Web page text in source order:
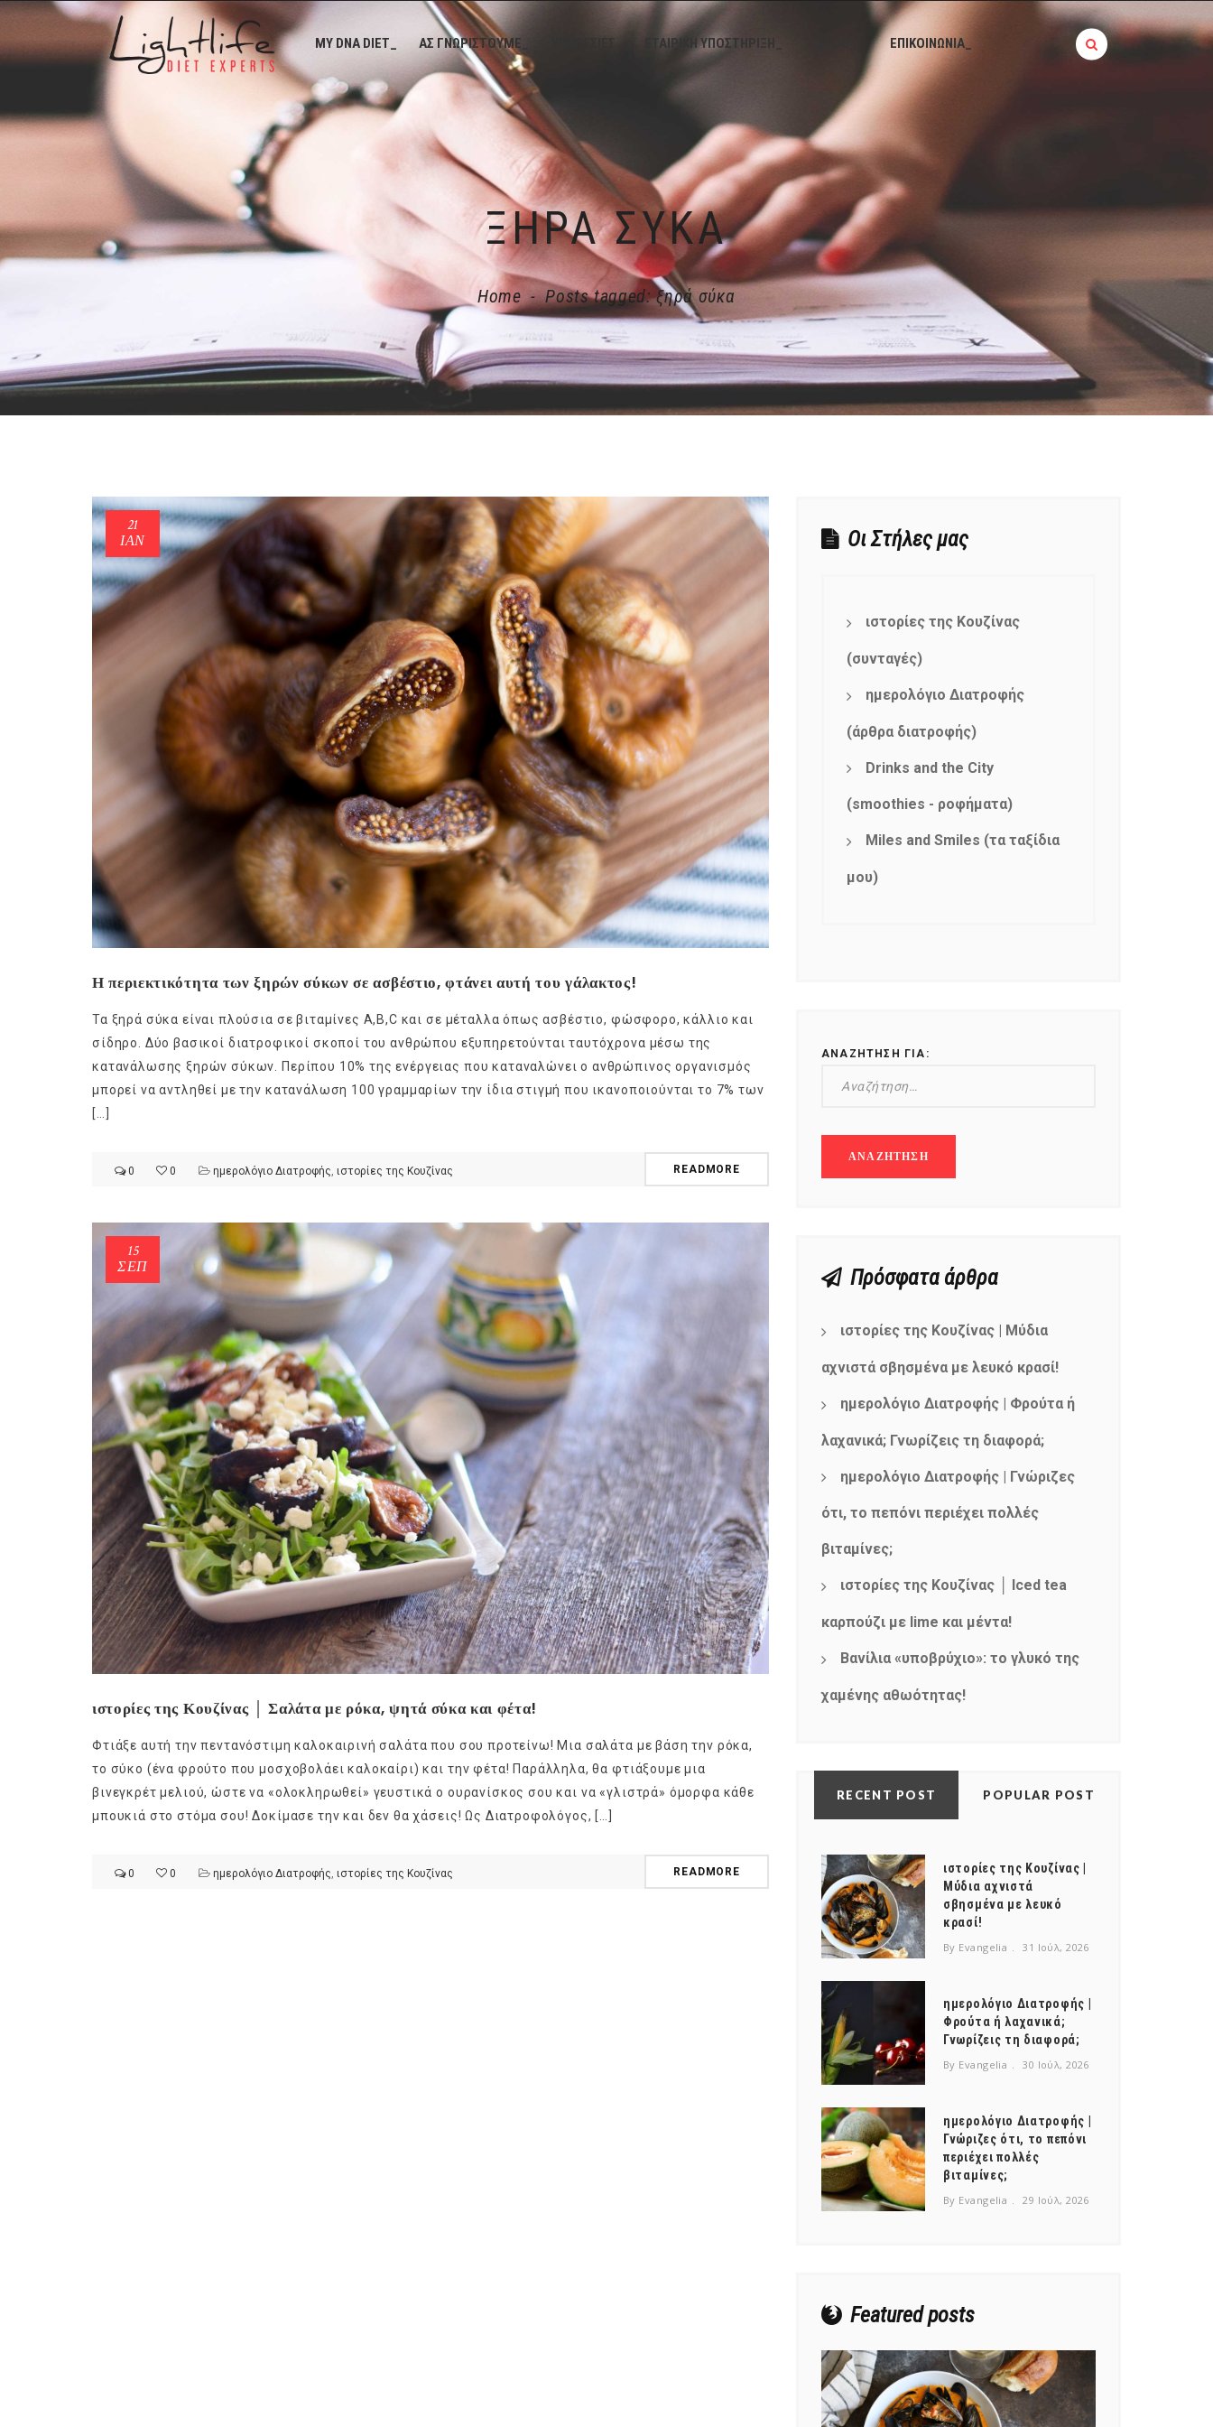
MY DNA DIET_ ΑΣ ΓΝΩΡΙΣΤΟΥΜΕ_ ΕΤΑΙΡΙΚΗ ΥΠΟΣΤΗΡΙΞΗ_ ΕΠΙΚΟΙΝΩΝΙΑ_
ΞΗΡΆ ΣΎΚΑ
Home - Posts tagged: ξηρά σύκα
21
ΙΑΝ
Η περιεκτικότητα των ξηρών σύκων σε ασβέστιο, φτάνει αυτή του γάλακτος!
Τα ξηρά σύκα είναι πλούσια σε βιταμίνες A,B,C και σε μέταλλα όπως ασβέστιο, φώσφορο, κάλλιο και
σίδηρο. Δύο βασικοί διατροφικοί σκοποί του ανθρώπου εξυπηρετούνται ταυτόχρονα μέσω της
κατανάλωσης ξηρών σύκων. Περίπου 10% της ενέργειας που καταναλώνει ο ανθρώπινος οργανισμός
μπορεί να αντληθεί με την κατανάλωση 100 γραμμαρίων την ίδια στιγμή που ικανοποιούνται το 7% των
[…]
0 0 ημερολόγιο Διατροφής, ιστορίες της Κουζίνας READMORE
15
ΣΕΠ
ιστορίες της Κουζίνας │ Σαλάτα με ρόκα, ψητά σύκα και φέτα!
Φτιάξε αυτή την πεντανόστιμη καλοκαιρινή σαλάτα που σου προτείνω! Μια σαλάτα με βάση την ρόκα,
το σύκο (ένα φρούτο που μοσχοβολάει καλοκαίρι) και την φέτα! Παράλληλα, θα φτιάξουμε μια
βινεγκρέτ μελιού, ώστε να «ολοκληρωθεί» γευστικά ο ουρανίσκος σου και να «γλιστρά» όμορφα κάθε
μπουκιά στο στόμα σου! Δοκίμασε την και δεν θα χάσεις! Ως Διατροφολόγος, […]
0 0 ημερολόγιο Διατροφής, ιστορίες της Κουζίνας READMORE
Οι Στήλες μας
ιστορίες της Κουζίνας
(συνταγές)
ημερολόγιο Διατροφής
(άρθρα διατροφής)
Drinks and the City
(smoothies - ροφήματα)
Miles and Smiles (τα ταξίδια
μου)
ΑΝΑΖΉΤΗΣΗ ΓΙΑ:
Πρόσφατα άρθρα
ιστορίες της Κουζίνας | Μύδια
αχνιστά σβησμένα με λευκό κρασί!
ημερολόγιο Διατροφής | Φρούτα ή
λαχανικά; Γνωρίζεις τη διαφορά;
ημερολόγιο Διατροφής | Γνώριζες
ότι, το πεπόνι περιέχει πολλές
βιταμίνες;
ιστορίες της Κουζίνας │ Iced tea
καρπούζι με lime και μέντα!
Βανίλια «υποβρύχιο»: το γλυκό της
χαμένης αθωότητας!
RECENT POST POPULAR POST
ιστορίες της Κουζίνας |
Μύδια αχνιστά
σβησμένα με λευκό
κρασί!
By Evangelia 31 Ιούλ, 2026
ημερολόγιο Διατροφής |
Φρούτα ή λαχανικά;
Γνωρίζεις τη διαφορά;
By Evangelia 30 Ιούλ, 2026
ημερολόγιο Διατροφής |
Γνώριζες ότι, το πεπόνι
περιέχει πολλές
βιταμίνες;
By Evangelia 29 Ιούλ, 2026
Featured posts